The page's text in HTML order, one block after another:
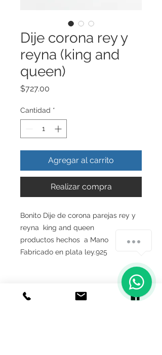
Dije corona rey y
reyna (king and
queen)
$727.00
Cantidad *
Agregar al carrito
Realizar compra
Bonito Dije de corona parejas rey y
reyna king and queen
productos hechos a Mano
Fabricado en plata ley.925
INFO DEL PRODUCTO
¿Cómo podemos ayudarte?
1